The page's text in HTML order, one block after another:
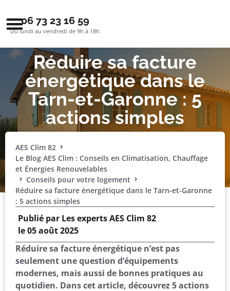
06 73 23 16 59
Du lundi au vendredi de 9h à 18h
Réduire sa facture
énergétique dans le
Tarn-et-Garonne : 5
actions simples
AES Clim 82
Le Blog AES Clim : Conseils en Climatisation, Chauffage
et Énergies Renouvelables
Conseils pour votre logement
Réduire sa facture énergétique dans le Tarn-et-Garonne
: 5 actions simples
Publié par Les experts AES Clim 82
le05 août 2025
Réduire sa facture énergétique n’est pas
seulement une question d’équipements
modernes, mais aussi de bonnes pratiques au
quotidien. Dans cet article, découvrez 5 actions